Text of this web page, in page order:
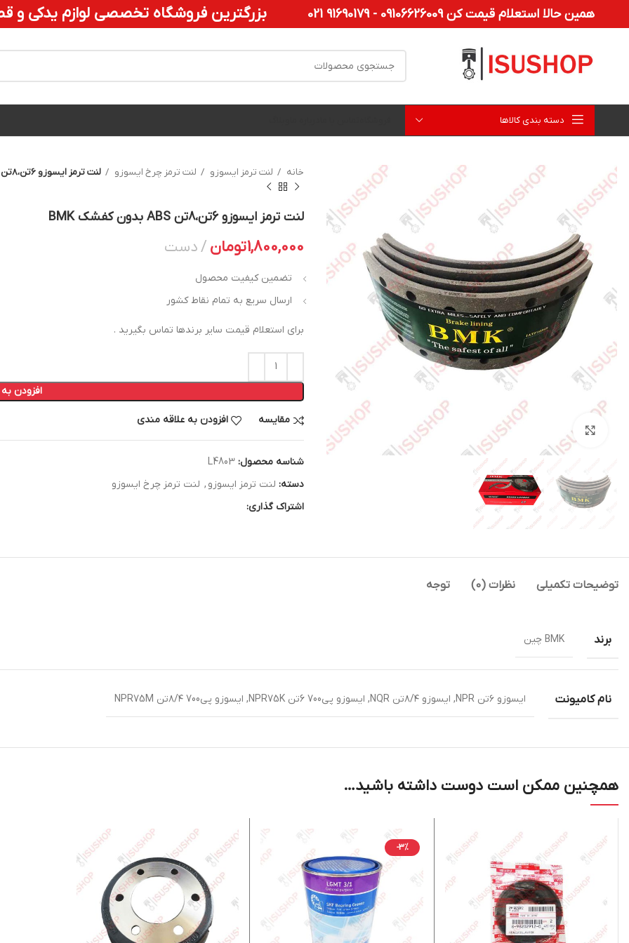
همین حالا استعلام قیمت کن 09106626009 - 91690179 021 بزرگترین فروشگاه تخصصی لوازم یدکی و
دسته بندی کالاها
بزرگنمایی تصویر
خانه لنت ترمز ایسوزو لنت ترمز چرخ ایسوزو لنت ترمز ایسوزو 6تن،8تن ABS بدون کفشک BMK
لنت ترمز ایسوزو 6تن،8تن ABS بدون کفشک BMK
1,800,000تومان دست
تضمین کیفیت محصول
ارسال سریع به تمام نقاط کشور
برای استعلام قیمت سایر برندها تماس بگیرید .
افزودن
مقایسه افزودن به علاقه مندی
شناسه محصول: L4803
دسته: لنت ترمز ایسوزو , لنت ترمز چرخ ایسوزو
اشتراک گذاری:
توضیحات تکمیلی نظرات (0) توجه
برند BMK چین
نام کامیونت ایسوزو ۶تن NPR, ایسوزو ۸/۴تن NQR, ایسوزو پی700 6تن NPR75K, ایسوزو پی700 ۸/۴تن NPR75M
همچنین ممکن است دوست داشته باشید…
-3%